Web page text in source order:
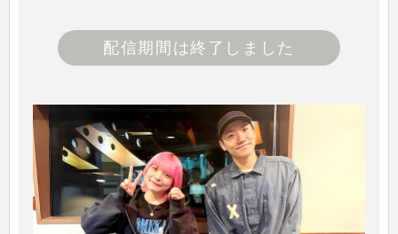
配信期間は終了しました